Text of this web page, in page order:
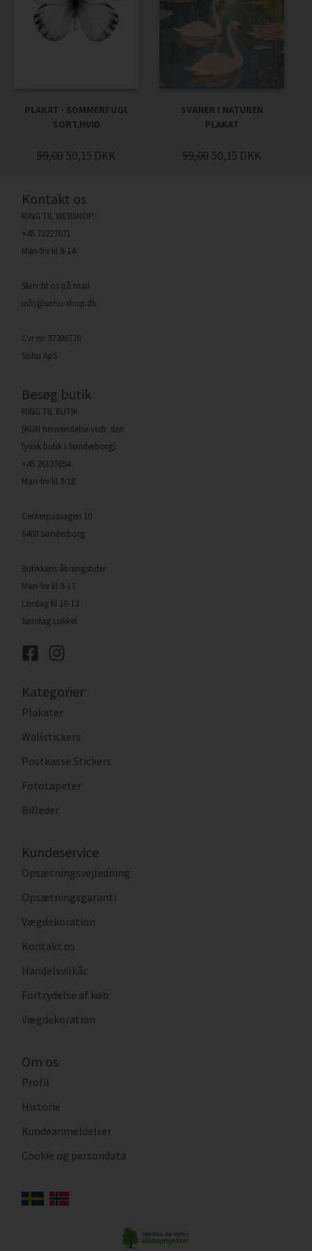
PLAKAT - SOMMERFUGL
SORT,HVID
59,00 50,15 DKK
SVANER I NATUREN
PLAKAT
59,00 50,15 DKK
Kontakt os
RING TIL WEBSHOP:
+45 72227071
Man-fre kl 9-14
Skriv til os på mail
info@sohu-shop.dk
Cvr nr. 37306770
Sohu ApS
Besøg butik
RING TIL BUTIK
(KUN henvendelse vedr. den
fysisk butik i Sønderborg):
+45 26137654
Man-fre kl 9-18
Centerpassagen 10
6400 Sønderborg
Butikkens åbningstider
Man-fre kl 9-17
Lørdag kl 10-13
Søndag Lukket
Kategorier
Plakater
Wallstickers
Postkasse Stickers
Fototapeter
Billeder
Kundeservice
Opsætningsvejledning
Opsætningsgaranti
Vægdekoration
Kontakt os
Handelsvilkår
Fortrydelse af køb
Vægdekoration
Om os
Profil
Historie
Kundeanmeldelser
Cookie og persondata